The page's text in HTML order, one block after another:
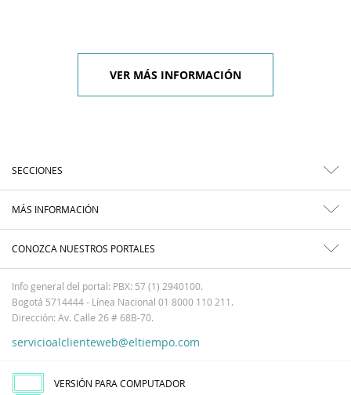
VER MÁS INFORMACIÓN
SECCIONES
MÁS INFORMACIÓN
CONOZCA NUESTROS PORTALES
Info general del portal: PBX: 57 (1) 2940100.
Bogotá 5714444 - Línea Nacional 01 8000 110 211.
Dirección: Av. Calle 26 # 68B-70.
servicioalclienteweb@eltiempo.com
VERSIÓN PARA COMPUTADOR